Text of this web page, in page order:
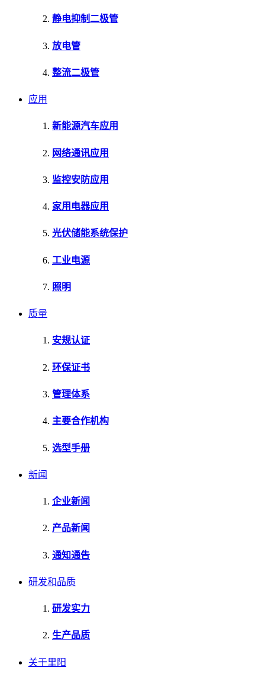
静电抑制二极管
放电管
整流二极管
应用
新能源汽车应用
网络通讯应用
监控安防应用
家用电器应用
光伏储能系统保护
工业电源
照明
质量
安规认证
环保证书
管理体系
主要合作机构
选型手册
新闻
企业新闻
产品新闻
通知通告
研发和品质
研发实力
生产品质
关于里阳